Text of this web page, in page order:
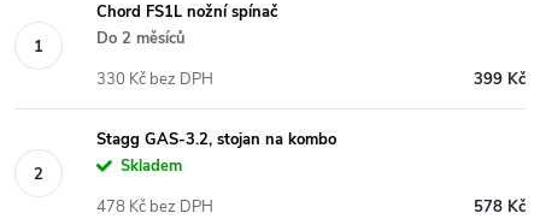
Chord FS1L nožní spínač
Do 2 měsíců
399 Kč
330 Kč bez DPH
Stagg GAS-3.2, stojan na kombo
Skladem
578 Kč
478 Kč bez DPH